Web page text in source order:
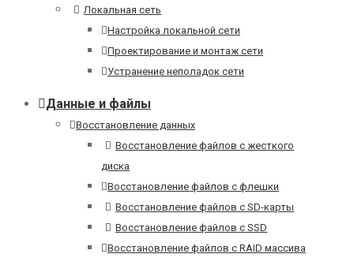
Локальная сеть
Настройка локальной сети
Проектирование и монтаж сети
Устранение неполадок сети
Данные и файлы
Восстановление данных
Восстановление файлов с жесткого
диска
Восстановление файлов с флешки
Восстановление файлов с SD-карты
Восстановление файлов с SSD
Восстановление файлов с RAID массива